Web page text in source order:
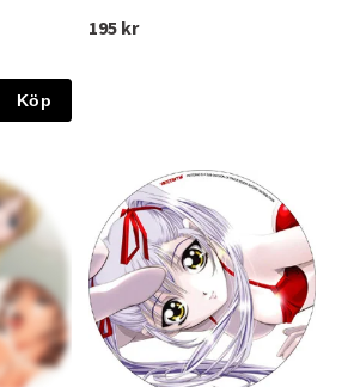
Köp
195 kr